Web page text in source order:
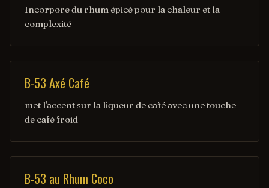
Incorpore du rhum épicé pour la chaleur et la
complexité
B-53 Axé Café
met l'accent sur la liqueur de café avec une touche
de café froid
B-53 au Rhum Coco